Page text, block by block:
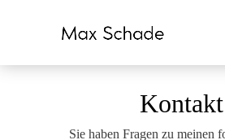
Kontakt
Sie haben Fragen zu meinen